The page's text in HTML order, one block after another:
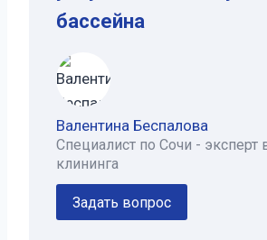
бассейна
Валентина Беспалова
Специалист по Сочи - эксперт
клининга
Задать вопрос